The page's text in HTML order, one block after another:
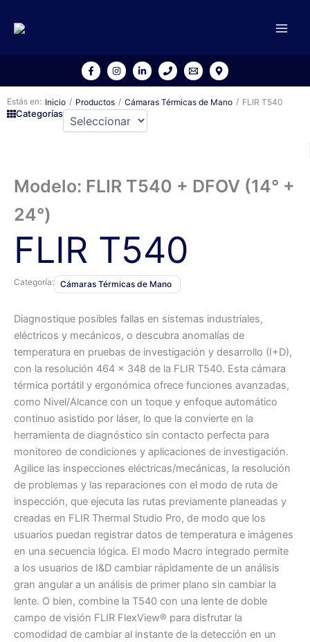
Estás en: Inicio / Productos / Cámaras Térmicas de Mano / FLIR T540
Categorías
Modelo: FLIR T540 + DFOV (14° +
24°)
FLIR T540
Categoría: Cámaras Térmicas de Mano
Diagnostique posibles fallas en sistemas industriales,
eléctricos y mecánicos, o descubra anomalías de
temperatura en pruebas de investigación y desarrollo (I+D),
con la resolución 464 × 348 de la FLIR T540. Esta cámara
térmica portátil y ergonómica ofrece funciones avanzadas,
como Nivel/Alcance con un toque y enfoque automático
continuo asistido por láser, lo que la convierte en la
herramienta de diagnóstico sin contacto perfecta para
monitoreo de condiciones y aplicaciones de investigación.
Agilice las inspecciones eléctricas/mecánicas, la resolución
de problemas y las reparaciones con el modo de ruta de
inspección, que ejecuta las rutas previamente planeadas y
creadas en FLIR Thermal Studio Pro, de modo que los
usuarios puedan registrar datos de temperatura e imágenes
en una secuencia lógica. El modo Macro integrado permite
a los usuarios de I&D cambiar rápidamente de un análisis
gran angular a un análisis de primer plano sin cambiar la
lente. O bien, combine la T540 con una lente de doble
campo de visión FLIR FlexView® para disfrutar la
comodidad de cambiar al instante de la detección en un